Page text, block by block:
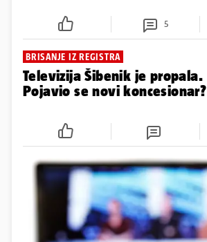
5
BRISANJE IZ REGISTRA
Televizija Šibenik je propala.
Pojavio se novi koncesionar?